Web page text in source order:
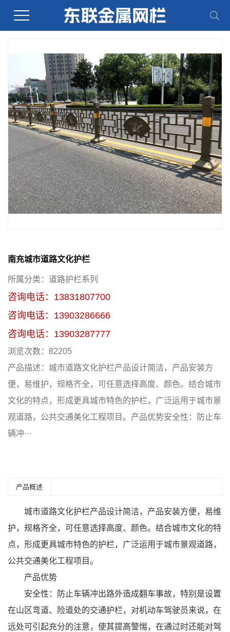
当前位置： >产品展示>道路护栏系列
南充城市道路文化护栏
所属分类： 道路护栏系列
咨询电话： 13831807700
咨询电话： 13903286666
咨询电话： 13903287777
浏览次数： 82205
产品描述： 城市道路文化护栏产品设计简洁，产品安装方
便，易维护，规格齐全，可任意选择高度、颜色。结合城市
文化的特点，形成更具城市特色的护栏，广泛运用于城市景
观道路，公共交通美化工程项目。产品优势安全性：防止车
辆冲···
产品概述
城市道路文化护栏产品设计简洁，产品安装方便，易维
护，规格齐全，可任意选择高度、颜色。结合城市文化的特
点，形成更具城市特色的护栏，广泛运用于城市景观道路，
公共交通美化工程项目。
产品优势
安全性：防止车辆冲出路外造成翻车事故，特别是设置
在山区弯道、险道处的交通护栏，对机动车驾驶员来说，在
远处可引起充分的注意，使其提高警惕，在通过时还能对驾